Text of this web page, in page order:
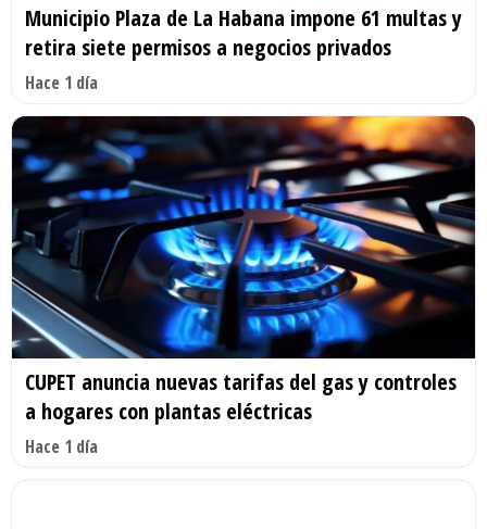
Municipio Plaza de La Habana impone 61 multas y
retira siete permisos a negocios privados
Hace 1 día
CUPET anuncia nuevas tarifas del gas y controles
a hogares con plantas eléctricas
Hace 1 día